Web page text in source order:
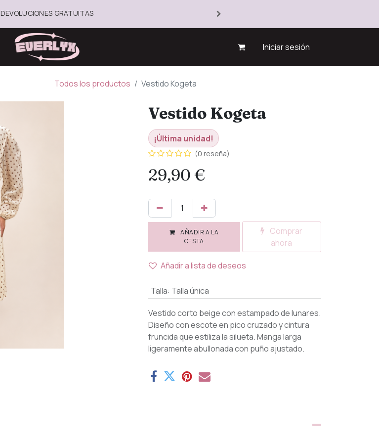
DEVOLUCIONES GRATUITAS
Iniciar sesión
Todos los productos Vestido Kogeta
Vestido Kogeta
¡Última unidad!
(0 reseña)
29,90 €
AÑADIR A LA
CESTA
Comprar
ahora
Añadir a lista de deseos
Talla: Talla única
Vestido corto beige con estampado de lunares.
Diseño con escote en pico cruzado y cintura
fruncida que estiliza la silueta. Manga larga
ligeramente abullonada con puño ajustado.